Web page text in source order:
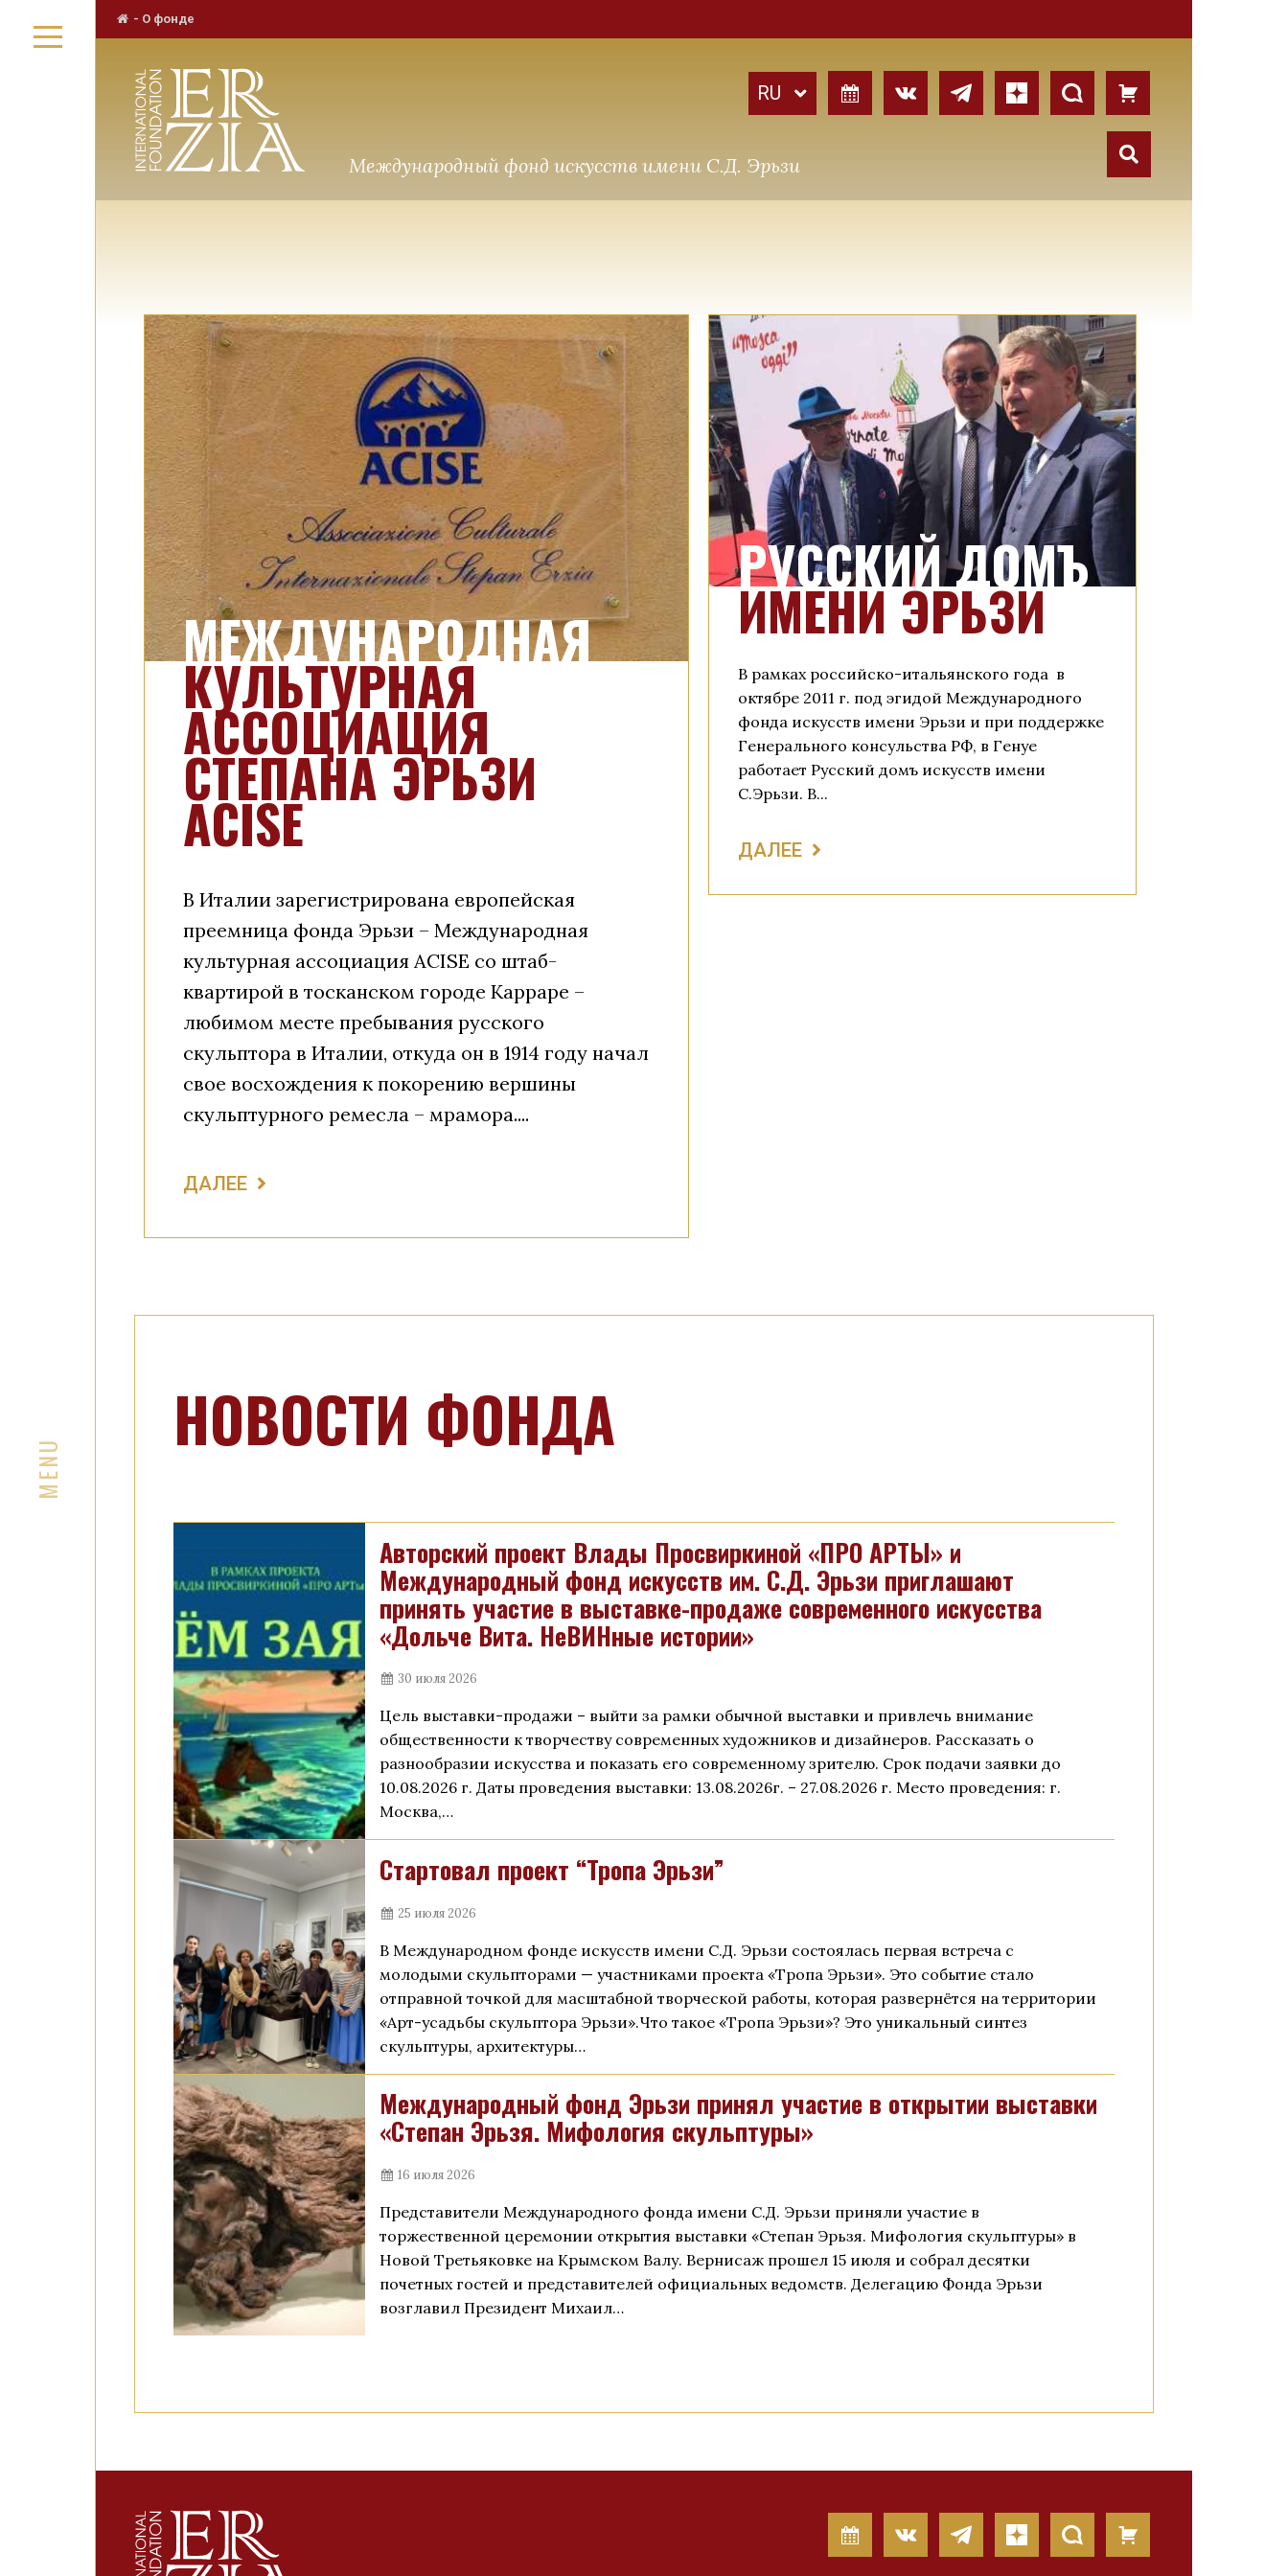
- О фонде
Международный фонд искусств имени С.Д. Эрьзи
МЕЖДУНАРОДНАЯ
КУЛЬТУРНАЯ
АССОЦИАЦИЯ
СТЕПАНА ЭРЬЗИ
ACISE
В Италии зарегистрирована европейская
преемница фонда Эрьзи – Международная
культурная ассоциация ACISE со штаб-
квартирой в тосканском городе Карраре –
любимом месте пребывания русского
скульптора в Италии, откуда он в 1914 году начал
свое восхождения к покорению вершины
скульптурного ремесла – мрамора....
ДАЛЕЕ
РУССКИЙ ДОМЪ
ИМЕНИ ЭРЬЗИ
В рамках российско-итальянского года в
октябре 2011 г. под эгидой Международного
фонда искусств имени Эрьзи и при поддержке
Генерального консульства РФ, в Генуе
работает Русский домъ искусств имени
С.Эрьзи. В...
ДАЛЕЕ
НОВОСТИ ФОНДА
Авторский проект Влады Просвиркиной «ПРО АРТЫ» и
Международный фонд искусств им. С.Д. Эрьзи приглашают
принять участие в выставке-продаже современного искусства
«Дольче Вита. НеВИНные истории»
30 июля 2026
Цель выставки-продажи – выйти за рамки обычной выставки и привлечь внимание
общественности к творчеству современных художников и дизайнеров. Рассказать о
разнообразии искусства и показать его современному зрителю. Срок подачи заявки до
10.08.2026 г. Даты проведения выставки: 13.08.2026г. – 27.08.2026 г. Место проведения: г.
Москва,…
Стартовал проект “Тропа Эрьзи”
25 июля 2026
В Международном фонде искусств имени С.Д. Эрьзи состоялась первая встреча с
молодыми скульпторами — участниками проекта «Тропа Эрьзи». Это событие стало
отправной точкой для масштабной творческой работы, которая развернётся на территории
«Арт-усадьбы скульптора Эрьзи».Что такое «Тропа Эрьзи»? Это уникальный синтез
скульптуры, архитектуры…
Международный фонд Эрьзи принял участие в открытии выставки
«Степан Эрьзя. Мифология скульптуры»
16 июля 2026
Представители Международного фонда имени С.Д. Эрьзи приняли участие в
торжественной церемонии открытия выставки «Степан Эрьзя. Мифология скульптуры» в
Новой Третьяковке на Крымском Валу. Вернисаж прошел 15 июля и собрал десятки
почетных гостей и представителей официальных ведомств. Делегацию Фонда Эрьзи
возглавил Президент Михаил…